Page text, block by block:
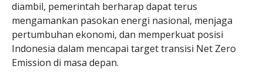
diambil, pemerintah berharap dapat terus
mengamankan pasokan energi nasional, menjaga
pertumbuhan ekonomi, dan memperkuat posisi
Indonesia dalam mencapai target transisi Net Zero
Emission di masa depan.